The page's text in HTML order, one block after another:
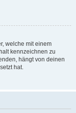
welche mit einem
kennzeichnen zu
hängt von deinen
hat.